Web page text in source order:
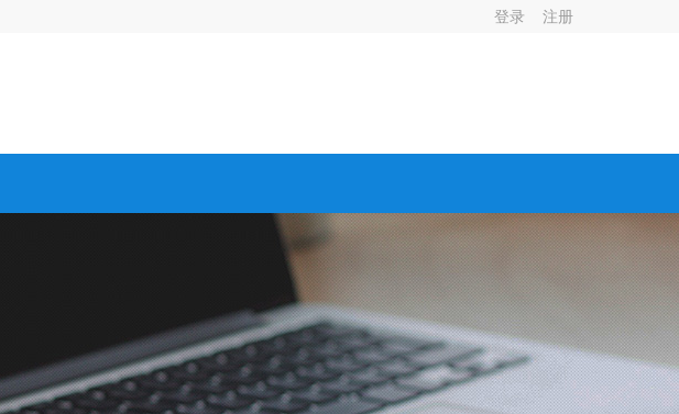
登录 注册